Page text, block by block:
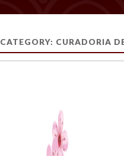
CATEGORY: CURADORIA